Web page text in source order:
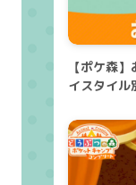
【ポケ森
イスタイル